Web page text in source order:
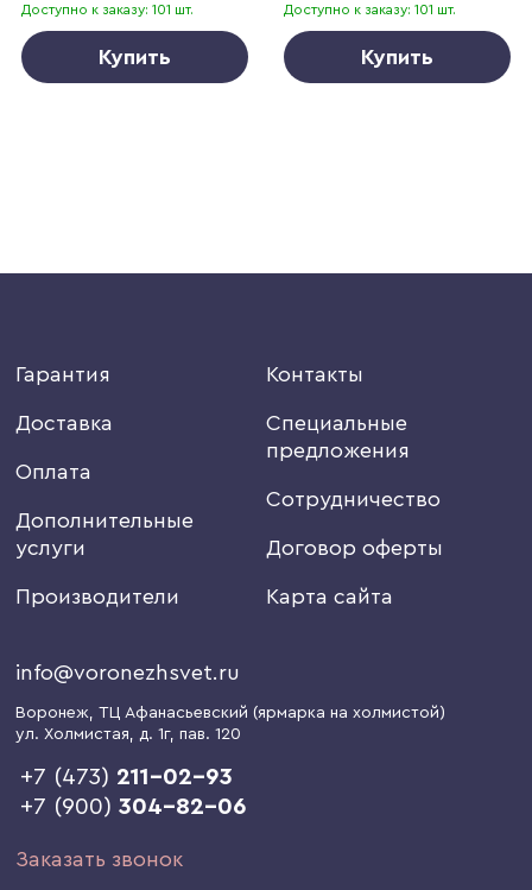
Доступно к заказу: 101 шт.
Купить
Доступно к заказу: 101 шт.
Купить
Гарантия
Доставка
Оплата
Дополнительные
услуги
Производители
Контакты
Специальные
предложения
Сотрудничество
Договор оферты
Карта сайта
info@voronezhsvet.ru
Воронеж, ТЦ Афанасьевский (ярмарка на холмистой)
ул. Холмистая, д. 1г, пав. 120
+7 (473) 211-02-93
+7 (900)304-82-06
Заказать звонок